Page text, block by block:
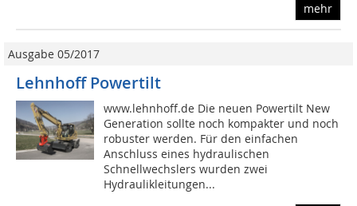
mehr
Ausgabe 05/2017
Lehnhoff Powertilt
www.lehnhoff.de Die neuen Powertilt New
Generation sollte noch kompakter und noch
robuster werden. Für den einfachen
Anschluss eines hydraulischen
Schnellwechslers wurden zwei
Hydraulikleitungen...